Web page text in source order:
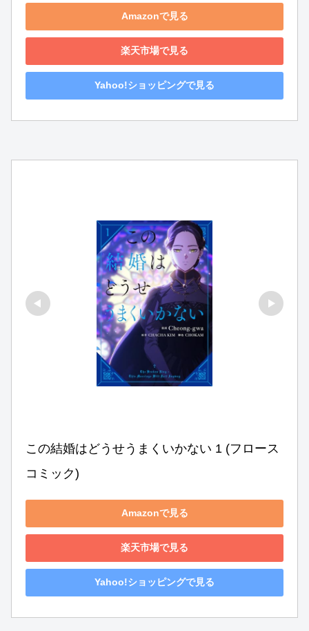
Amazonで見る
楽天市場で見る
Yahoo!ショッピングで見る
この結婚はどうせうまくいかない 1 (フロース
コミック)
Amazonで見る
楽天市場で見る
Yahoo!ショッピングで見る